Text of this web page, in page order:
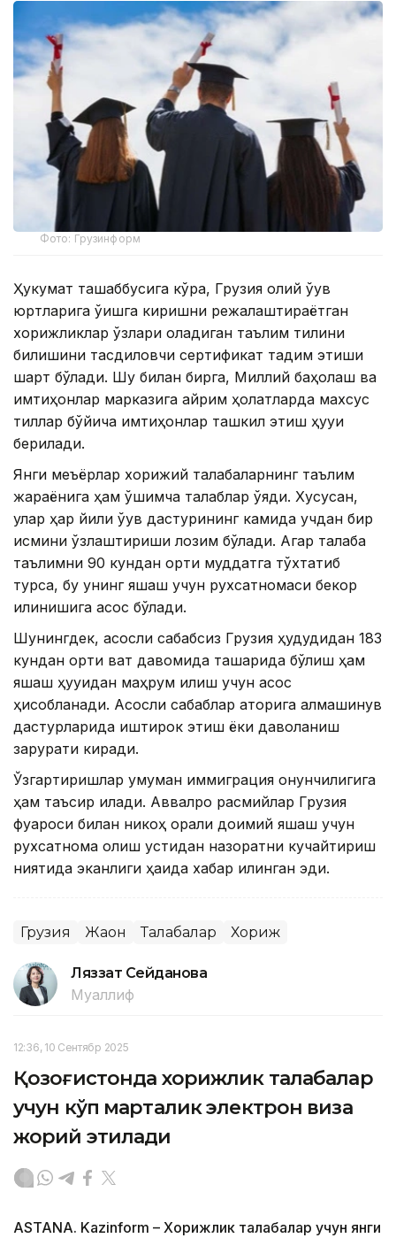
Фото: Грузинформ
Ҳукумат ташаббусига кўра, Грузия олий ўқув
юртларига ўқишга киришни режалаштираётган
хорижликлар ўзлари оладиган таълим тилини
билишини тасдиқловчи сертификат тақдим этиши
шарт бўлади. Шу билан бирга, Миллий баҳолаш ва
имтиҳонлар марказига айрим ҳолатларда махсус
тиллар бўйича имтиҳонлар ташкил этиш ҳуқуқи
берилади.
Янги меъёрлар хорижий талабаларнинг таълим
жараёнига ҳам қўшимча талаблар қўяди. Хусусан,
улар ҳар йили ўқув дастурининг камида учдан бир
қисмини ўзлаштириши лозим бўлади. Агар талаба
таълимни 90 кундан ортиқ муддатга тўхтатиб
турса, бу унинг яшаш учун рухсатномаси бекор
қилинишига асос бўлади.
Шунингдек, асосли сабабсиз Грузия ҳудудидан 183
кундан ортиқ вақт давомида ташқарида бўлиш ҳам
яшаш ҳуқуқидан маҳрум қилиш учун асос
ҳисобланади. Асосли сабаблар қаторига алмашинув
дастурларида иштирок этиш ёки даволаниш
зарурати киради.
Ўзгартиришлар умуман иммиграция қонунчилигига
ҳам таъсир қилади. Аввалроқ расмийлар Грузия
фуқароси билан никоҳ орқали доимий яшаш учун
рухсатнома олиш устидан назоратни кучайтириш
ниятида эканлиги ҳақида хабар қилинган эди.
Грузия Жаҳон Талабалар Хориж
Ляззат Сейданова
Муаллиф
12:36, 10 Сентябр 2025
Қозоғистонда хорижлик талабалар
учун кўп марталик электрон виза
жорий этилади
ASTANA. Kazinform – Хорижлик талабалар учун янги